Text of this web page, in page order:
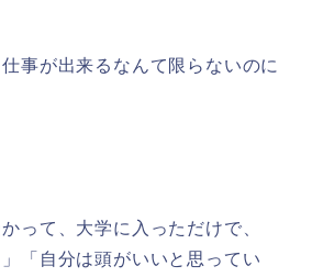
事が出来るなんて限らないのに
って、大学に入っただけで、
」「自分は頭がいいと思ってい